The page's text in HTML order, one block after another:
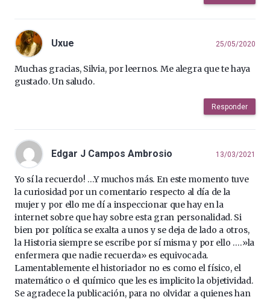
Uxue 25/05/2020
Muchas gracias, Silvia, por leernos. Me alegra que te haya
gustado. Un saludo.
Responder
Edgar J Campos Ambrosio 13/03/2021
Yo sí la recuerdo! …Y muchos más. En este momento tuve
la curiosidad por un comentario respecto al día de la
mujer y por ello me dí a inspeccionar que hay en la
internet sobre que hay sobre esta gran personalidad. Si
bien por política se exalta a unos y se deja de lado a otros,
la Historia siempre se escribe por sí misma y por ello ….»la
enfermera que nadie recuerda» es equivocada.
Lamentablemente el historiador no es como el físico, el
matemático o el químico que les es implicito la objetividad.
Se agradece la publicación, para no olvidar a quienes han